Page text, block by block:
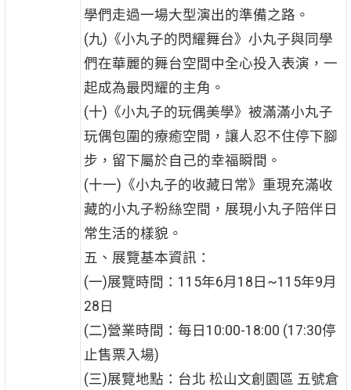
學們走過一場大型演出的準備之路。
(九)《小丸子的閃耀舞台》小丸子與同學
們在華麗的舞台空間中全心投入表演，一
起成為最閃耀的主角。
(十)《小丸子的玩偶美學》被滿滿小丸子
玩偶包圍的療癒空間，讓人忍不住停下腳
步，留下屬於自己的幸福瞬間。
(十一)《小丸子的收藏日常》重現充滿收
藏的小丸子粉絲空間，展現小丸子陪伴日
常生活的樣貌。
五、展覽基本資訊：
(一)展覽時間：115年6月18日~115年9月
28日
(二)營業時間：每日10:00-18:00 (17:30停
止售票入場)
(三)展覽地點：台北 松山文創園區 五號倉